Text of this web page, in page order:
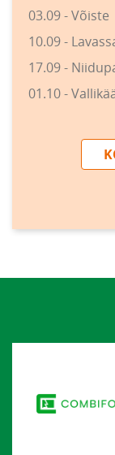
03.09 - Võiste
10.09 -
17.09 -
01.10 -